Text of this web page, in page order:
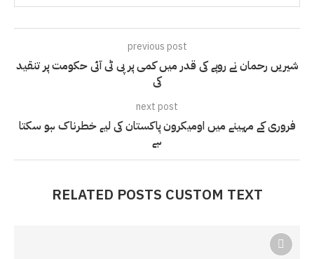
previous post
شیریں رحمان نے روپے کی قدر میں کمی پر پی ٹی آئی حکومت پر تنقید
کی
next post
فروری کے مہینے میں اومیکرون پاکستان کی لیے خطرناک ہو سکتا
ہے
RELATED POSTS CUSTOM TEXT